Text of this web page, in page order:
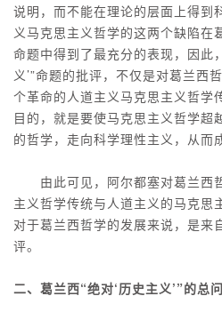
说明，而不能在理论的层面上得到
义马克思主义哲学的这两个缺陷在
命题中得到了最充分的表现，因此
义’”命题的批评，不仅是对葛兰西
个革命的人道主义马克思主义哲学
目的，就是要使马克思主义哲学超
的哲学，走向科学理性主义，从而
由此可见，阿尔都塞对葛兰西
主义哲学传统与人道主义的马克思
对于葛兰西哲学的发展来说，是来
评。
二、葛兰西“绝对‘历史主义’”的总